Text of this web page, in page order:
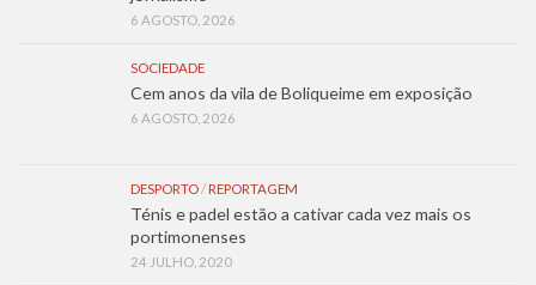
6 AGOSTO, 2026
SOCIEDADE
Cem anos da vila de Boliqueime em exposição
6 AGOSTO, 2026
DESPORTO/ REPORTAGEM
Ténis e padel estão a cativar cada vez mais os
portimonenses
24 JULHO, 2020